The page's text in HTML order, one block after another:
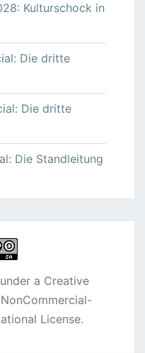
Kulturschock in
Die dritte
Die dritte
Die Standleitung
a Creative
License.